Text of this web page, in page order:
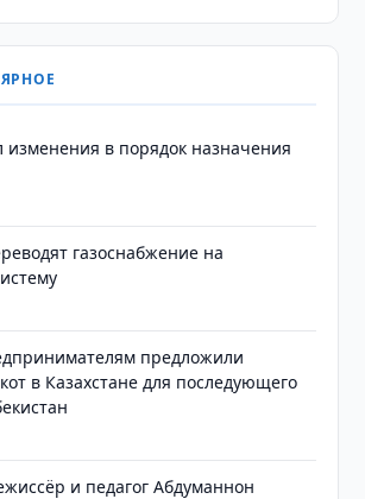
изменения в порядок назначения
газоснабжение на
предложили
в Казахстане для последующего
и педагог Абдуманнон